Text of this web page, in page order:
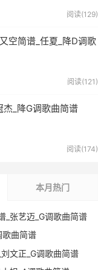
阅读(129)
空简谱_任夏_降D调歌
阅读(121)
_降G调歌曲简谱
阅读(174)
本月热门
_张艺迈_G调歌曲简谱
歌曲简谱
文正_G调歌曲简谱